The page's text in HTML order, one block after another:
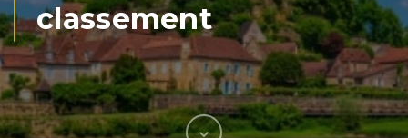
classement